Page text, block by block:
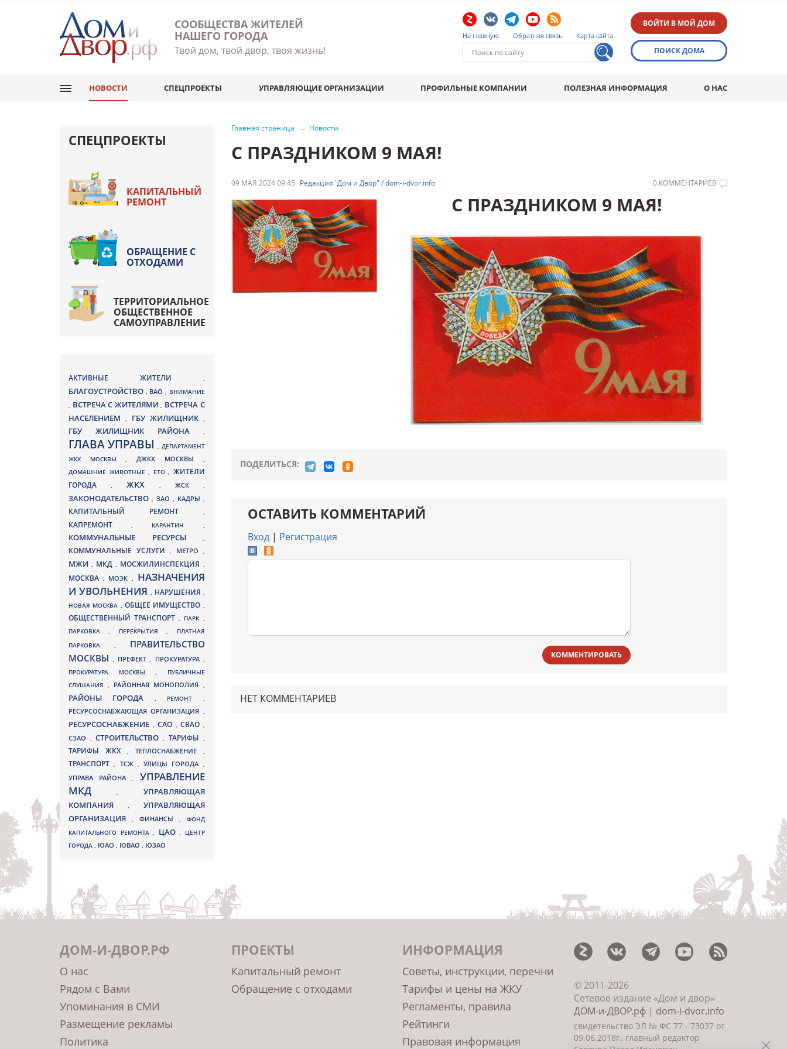
СООБЩЕСТВА ЖИТЕЛЕЙ
НАШЕГО ГОРОДА
Твой дом, твой двор, твоя жизнь!
На главную Обратная связь Карта сайта
ВОЙТИ В МОЙ ДОМ
ПОИСК ДОМА
НОВОСТИ СПЕЦПРОЕКТЫ УПРАВЛЯЮЩИЕ ОРГАНИЗАЦИИ ПРОФИЛЬНЫЕ КОМПАНИИ ПОЛЕЗНАЯ ИНФОРМАЦИЯ О НАС
Главная страница Новости
С ПРАЗДНИКОМ 9 МАЯ!
09 МАЯ 2024 09:45 Редакция "Дом и Двор" / dom-i-dvor.info 0 КОММЕНТАРИЕВ
С ПРАЗДНИКОМ 9 МАЯ!
ПОДЕЛИТЬСЯ:
ОСТАВИТЬ КОММЕНТАРИЙ
Вход| Регистрация
КОММЕНТИРОВАТЬ
НЕТ КОММЕНТАРИЕВ
СПЕЦПРОЕКТЫ
КАПИТАЛЬНЫЙ
РЕМОНТ
ОБРАЩЕНИЕ С
ОТХОДАМИ
ТЕРРИТОРИАЛЬНОЕ
ОБЩЕСТВЕННОЕ
САМОУПРАВЛЕНИЕ
АКТИВНЫЕ ЖИТЕЛИ ,
БЛАГОУСТРОЙСТВО , ВАО , ВНИМАНИЕ
, ВСТРЕЧА С ЖИТЕЛЯМИ, ВСТРЕЧА С
НАСЕЛЕНИЕМ
, ГБУ ЖИЛИЩНИК ,
ГБУ ЖИЛИЩНИК РАЙОНА ,
ГЛАВА УПРАВЫ, ДЕПАРТАМЕНТ
ЖКХ МОСКВЫ,ДЖКХ МОСКВЫ ,
ДОМАШНИЕ ЖИВОТНЫЕ , ЕТО , ЖИТЕЛИ
ГОРОДА
, ЖКХ , ЖСК ,
ЗАКОНОДАТЕЛЬСТВО , ЗАО , КАДРЫ ,
КАПИТАЛЬНЫЙ РЕМОНТ ,
КАПРЕМОНТ , КАРАНТИН ,
КОММУНАЛЬНЫЕ РЕСУРСЫ ,
КОММУНАЛЬНЫЕ УСЛУГИ , МЕТРО ,
МЖИ, МКД , МОСЖИЛИНСПЕКЦИЯ ,
МОСКВА , МОЭК ,
НАЗНАЧЕНИЯ
И УВОЛЬНЕНИЯ , НАРУШЕНИЯ ,
НОВАЯ МОСКВА , ОБЩЕЕ ИМУЩЕСТВО ,
ОБЩЕСТВЕННЫЙ ТРАНСПОРТ, ПАРК ,
ПАРКОВКА, ПЕРЕКРЫТИЯ,
ПЛАТНАЯ
ПАРКОВКА ,
ПРАВИТЕЛЬСТВО
МОСКВЫ , ПРЕФЕКТ, ПРОКУРАТУРА ,
ПРОКУРАТУРА МОСКВЫ ,
ПУБЛИЧНЫЕ
СЛУШАНИЯ, РАЙОННАЯ МОНОПОЛИЯ ,
РАЙОНЫ ГОРОДА , РЕМОНТ ,
РЕСУРСОСНАБЖАЮЩАЯ ОРГАНИЗАЦИЯ ,
РЕСУРСОСНАБЖЕНИЕ , САО , СВАО ,
СЗАО ,СТРОИТЕЛЬСТВО, ТАРИФЫ ,
ТАРИФЫ ЖКХ , ТЕПЛОСНАБЖЕНИЕ ,
ТРАНСПОРТ, ТСЖ , УЛИЦЫ ГОРОДА ,
УПРАВА РАЙОНА, УПРАВЛЕНИЕ
МКД, УПРАВЛЯЮЩАЯ
КОМПАНИЯ
, УПРАВЛЯЮЩАЯ
ОРГАНИЗАЦИЯ
, ФИНАНСЫ , ФОНД
КАПИТАЛЬНОГО РЕМОНТА , ЦАО ,
ЦЕНТР
ГОРОДА , ЮАО , ЮВАО , ЮЗАО
ДОМ-И-ДВОР.РФ
О нас
Рядом с Вами
Упоминания в СМИ
Размещение рекламы
Политика
ПРОЕКТЫ
Капитальный ремонт
Обращение с отходами
ИНФОРМАЦИЯ
Советы, инструкции, перечни
Тарифы и цены на ЖКУ
Регламенты, правила
Рейтинги
Правовая информация
© 2011-2026
Сетевое издание «Дом и двор»
ДОМ-и-ДВОР.рф| dom-i-dvor.info
свидетельство ЭЛ № ФС 77 - 73037 от
09.06.2018г., главный редактор